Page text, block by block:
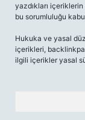
yazdıkları
bu sorumluluğu
Hukuka ve yasal
içerikleri,
ilgili içerikler yasal